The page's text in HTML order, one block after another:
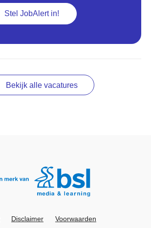
Stel JobAlert in!
Bekijk alle vacatures
Disclaimer Voorwaarden